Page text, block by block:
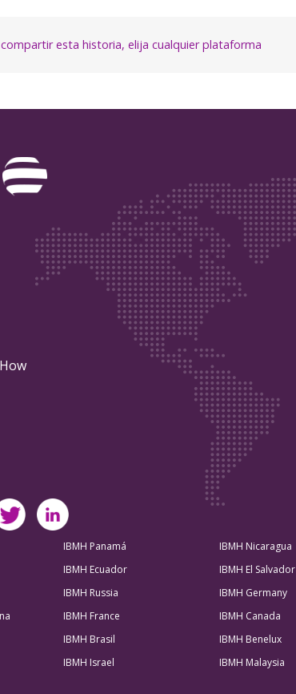
compartir esta historia, elija cualquier plataforma
IBMH Panamá IBMH Nicaragua
IBMH Ecuador IBMH El Salvador
IBMH Russia IBMH Germany
IBMH France IBMH Canada
IBMH Brasil IBMH Benelux
IBMH Israel IBMH Malaysia